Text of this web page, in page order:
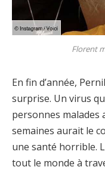
Florent
En fin d’année,
surprise. Un virus
personnes malades
semaines aurait le
une santé horrible.
tout le monde à